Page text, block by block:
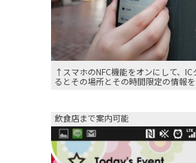
↑スマホのNFC機能をオンにして、
るとその場所とその時間限定の情報を
飲食店まで案内可能